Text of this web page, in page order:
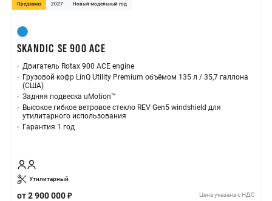
Предзаказ 2027 Новый модельный год
SKANDIC SE 900 ACE
Двигатель Rotax 900 ACE engine
Грузовой кофр LinQ Utility Premium объёмом 135 л / 35,7 галлона
(США)
Задняя подвеска uMotion™
Высокое гибкое ветровое стекло REV Gen5 windshield для
утилитарного использования
Гарантия 1 год
Утилитарный
от2 900 000 Цена указана с НДС